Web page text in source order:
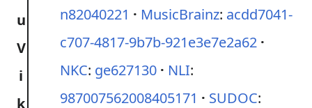
n82040221 MusicBrainz: acdd7041-
c707-4817-9b7b-921e3e7e2a62
NKC: ge627130 NLI:
987007562008405171
SUDOC: